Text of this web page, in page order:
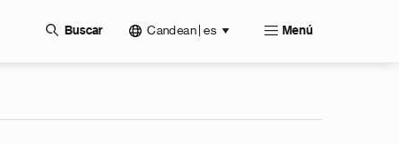
Buscar Candean | es Menú